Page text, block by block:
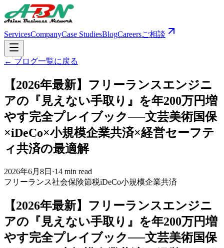
ServicesCompanyCase StudiesBlogCareersご相談
← ブログ一覧に戻る
【2026年最新】フリーランスエンジニ
アの『見えない手取り』を年200万円増
やす完全プレイブック──文芸美術国保
×iDeCo×小規模企業共済×経営セーフテ
ィ共済の最適解
2026年6月8日 ·14 min read
フリーランス社会保険節税iDeCo小規模企業共済
【2026年最新】フリーランスエンジニ
アの『見えない手取り』を年200万円増
やす完全プレイブック──文芸美術国保